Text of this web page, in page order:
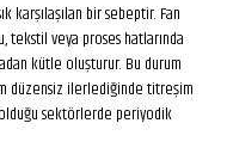
karşılaşılan bir sebeptir. Fan
tekstil veya proses hatlarında
kütle oluşturur. Bu durum
düzensiz ilerlediğinde titreşim
sektörlerde periyodik